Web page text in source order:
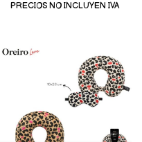
PRECIOS NO INCLUYEN IVA